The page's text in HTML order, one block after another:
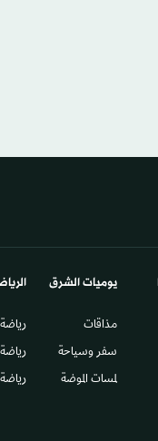
يوميات الشرق​
مذاقات
سفر وسياحة
لمسات الموضة رياضة